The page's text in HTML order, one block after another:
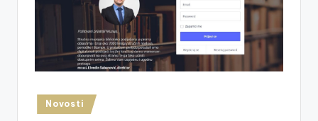
Posted
in
Novosti